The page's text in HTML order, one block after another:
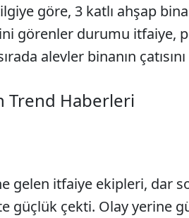
göre, 3 katlı ahşap
görenler durumu itfaiye,
alevler binanın çatısını
Trend Haberleri
gelen itfaiye ekipleri, dar
güçlük çekti. Olay yerine